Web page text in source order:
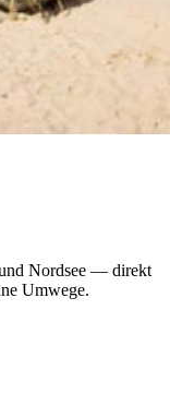
Nordsee — direkt
Umwege.